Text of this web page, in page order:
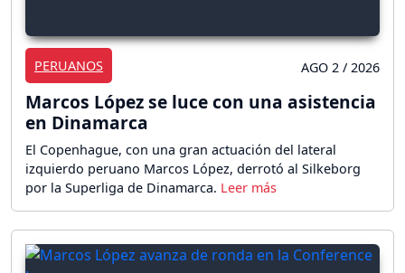
PERUANOS AGO 2 / 2026
Marcos López se luce con una asistencia
en Dinamarca
El Copenhague, con una gran actuación del lateral
izquierdo peruano Marcos López, derrotó al Silkeborg
por la Superliga de Dinamarca.